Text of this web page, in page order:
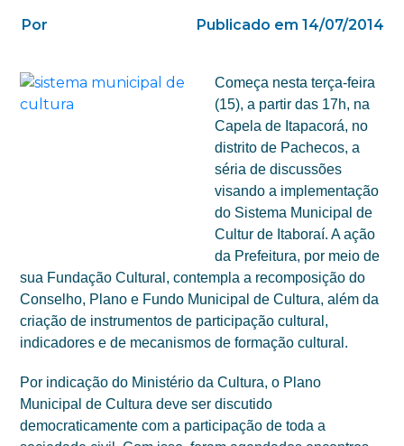
Por Publicado em 14/07/2014
Começa nesta terça-feira
(15), a partir das 17h, na
Capela de Itapacorá, no
distrito de Pachecos, a
séria de discussões
visando a implementação
do Sistema Municipal de
Cultur de Itaboraí. A ação
da Prefeitura, por meio de
sua Fundação Cultural, contempla a recomposição do
Conselho, Plano e Fundo Municipal de Cultura, além da
criação de instrumentos de participação cultural,
indicadores e de mecanismos de formação cultural.
Por indicação do Ministério da Cultura, o Plano
Municipal de Cultura deve ser discutido
democraticamente com a participação de toda a